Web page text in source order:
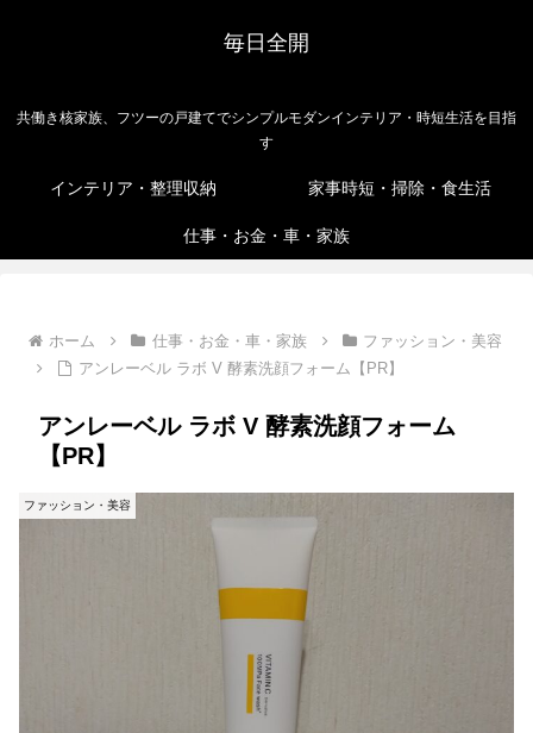
毎日全開
共働き核家族、フツーの戸建てでシンプルモダンインテリア・時短生活を目指
す
インテリア・整理収納 家事時短・掃除・食生活
仕事・お金・車・家族
ホーム 仕事・お金・車・家族
ファッション・美容
アンレーベル ラボ V 酵素洗顔フォーム【PR】
アンレーベル ラボ V 酵素洗顔フォーム
【PR】
ファッション・美容